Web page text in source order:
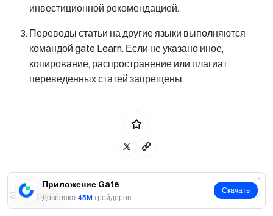
Приложение Gate
Доверяют45M трейдеров
Скачать
инвестиционной рекомендацией.
Переводы статьи на другие языки выполняются
командой gate Learn. Если не указано иное,
копирование, распространение или плагиат
переведенных статей запрещены.
Экспресс